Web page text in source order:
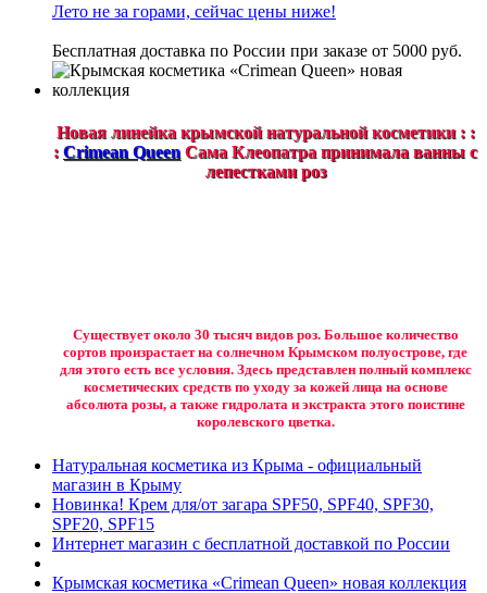
Лето не за горами, сейчас цены ниже!
Бесплатная доставка по России при заказе от 5000 руб.
Новая линейка крымской натуральной косметики : :
: Crimean Queen Сама Клеопатра принимала ванны с
лепестками роз
Существует около 30 тысяч видов роз. Большое количество
сортов произрастает на солнечном Крымском полуострове, где
для этого есть все условия. Здесь представлен полный комплекс
косметических средств по уходу за кожей лица на основе
абсолюта розы, а также гидролата и экстракта этого поистине
королевского цветка.
Натуральная косметика из Крыма - официальный
магазин в Крыму
Новинка! Крем для/от загара SPF50, SPF40, SPF30,
SPF20, SPF15
Интернет магазин с бесплатной доставкой по России
Крымская косметика «Crimean Queen» новая коллекция